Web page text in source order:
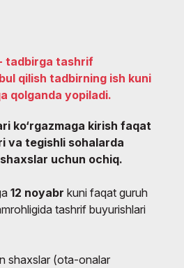
tadbirga tashrif
qilish tadbirning ish kuni
qolganda yopiladi.
ko‘rgazmaga kirish faqat
va tegishli sohalarda
uchun ochiq.
12 noyabr kuni faqat guruh
tashrif buyurishlari
shaxslar (ota-onalar